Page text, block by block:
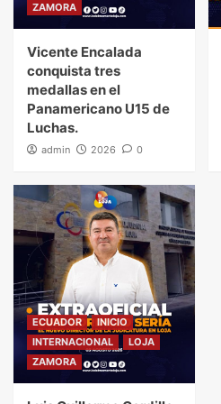
ZAMORA
Vicente Encalada
conquista tres
medallas en el
Panamericano U15 de
Luchas.
admin 2026 0
ECUADOR
INICIO
INTERNACIONAL
LOJA
ZAMORA